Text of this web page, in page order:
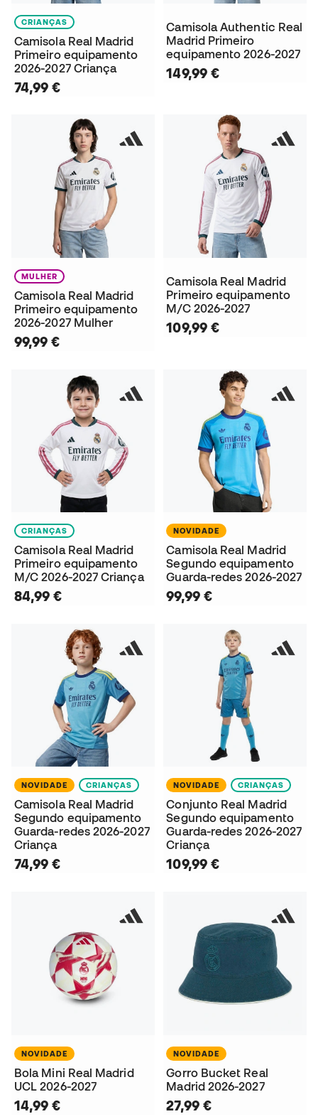
CRIANÇAS
Camisola Real Madrid
Primeiro equipamento
2026-2027 Criança
74,99 €
Camisola Authentic Real
Madrid Primeiro
equipamento 2026-2027
149,99 €
MULHER
Camisola Real Madrid
Primeiro equipamento
2026-2027 Mulher
99,99 €
Camisola Real Madrid
Primeiro equipamento
M/C 2026-2027
109,99 €
CRIANÇAS
Camisola Real Madrid
Primeiro equipamento
M/C 2026-2027 Criança
84,99 €
NOVIDADE
Camisola Real Madrid
Segundo equipamento
Guarda-redes 2026-2027
99,99 €
NOVIDADE CRIANÇAS
Camisola Real Madrid
Segundo equipamento
Guarda-redes 2026-2027
Criança
74,99 €
NOVIDADE CRIANÇAS
Conjunto Real Madrid
Segundo equipamento
Guarda-redes 2026-2027
Criança
109,99 €
NOVIDADE
Bola Mini Real Madrid
UCL 2026-2027
14,99 €
NOVIDADE
Gorro Bucket Real
Madrid 2026-2027
27,99 €